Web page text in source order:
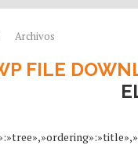
Archivos
FILE